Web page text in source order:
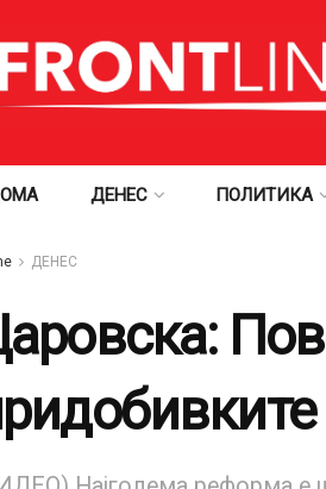
ДЕНЕС ПОЛИТИКА
ДЕНЕС